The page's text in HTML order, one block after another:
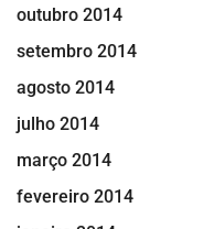
outubro 2014
setembro 2014
agosto 2014
julho 2014
março 2014
fevereiro 2014